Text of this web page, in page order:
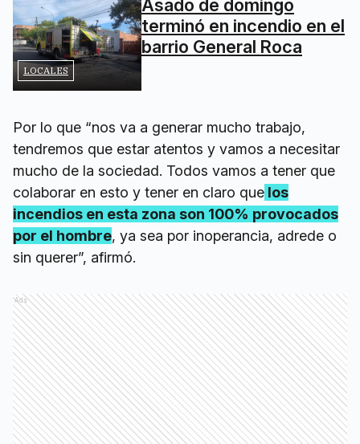
LOCALES
Asado de domingo
terminó en incendio en el
barrio General Roca
Por lo que “nos va a generar mucho trabajo,
tendremos que estar atentos y vamos a necesitar
mucho de la sociedad. Todos vamos a tener que
colaborar en esto y tener en claro que los
incendios en esta zona son 100% provocados
por el hombre, ya sea por inoperancia, adrede o
sin querer”, afirmó.
Ads